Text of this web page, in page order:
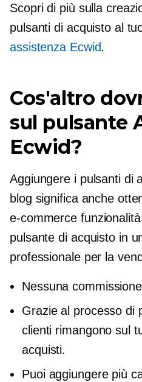
Scopri di più sulla
pulsanti di acquisto al
assistenza Ecwid.
Cos'altro
sul pulsante
Ecwid?
Aggiungere i pulsanti di
blog significa anche
e-commerce
pulsante di acquisto in
professionale per la
Nessuna
Grazie al processo di
clienti rimangono sul
acquisti.
Puoi aggiungere più